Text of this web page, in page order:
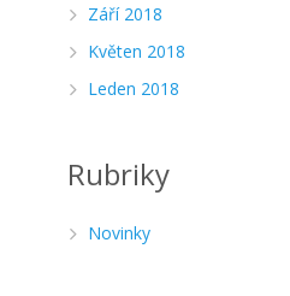
Září 2018
Květen 2018
Leden 2018
Rubriky
Novinky